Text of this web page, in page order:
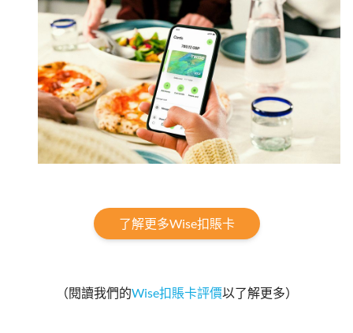
了解更多Wise扣賬卡
（閱讀我們的Wise扣賬卡評價以了解更多）